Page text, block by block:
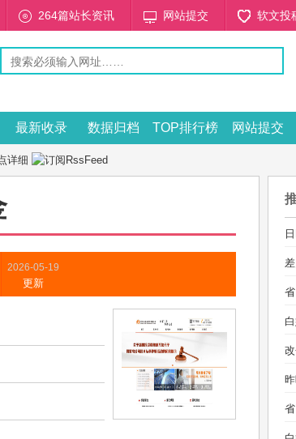
264篇站长资讯 网站提交 软文投
最新收录 数据归档 TOP排行榜 网站提交
详细
2026-05-19
更新